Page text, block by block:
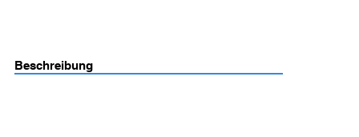
Beschreibung